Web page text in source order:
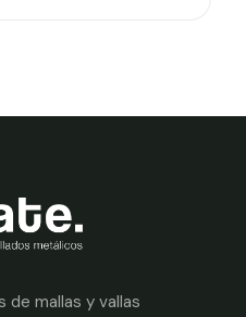
de mallas y vallas